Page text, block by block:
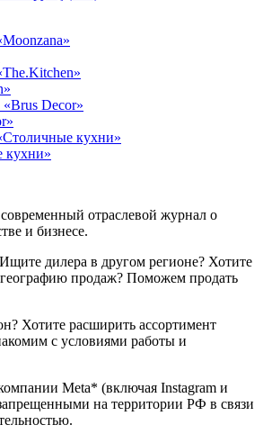
кухни»
отраслевой журнал о
и бизнесе.
дилера в другом регионе? Хотите
продаж? Поможем продать
Хотите расширить ассортимент
с условиями работы и
Meta* (включая Instagram и
на территории РФ в связи